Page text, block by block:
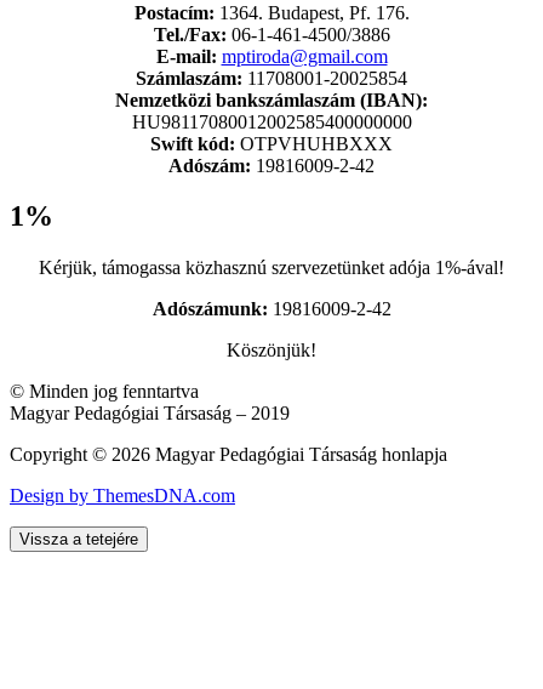
Postacím: 1364. Budapest, Pf. 176.
Tel./Fax: 06-1-461-4500/3886
E-mail: mptiroda@gmail.com
Számlaszám: 11708001-20025854
Nemzetközi bankszámlaszám (IBAN):
HU98117080012002585400000000
Swift kód: OTPVHUHBXXX
Adószám: 19816009-2-42
1%
Kérjük, támogassa közhasznú szervezetünket adója 1%-ával!
Adószámunk: 19816009-2-42
Köszönjük!
© Minden jog fenntartva
Magyar Pedagógiai Társaság – 2019
Copyright © 2026 Magyar Pedagógiai Társaság honlapja
Design by ThemesDNA.com
Vissza a tetejére